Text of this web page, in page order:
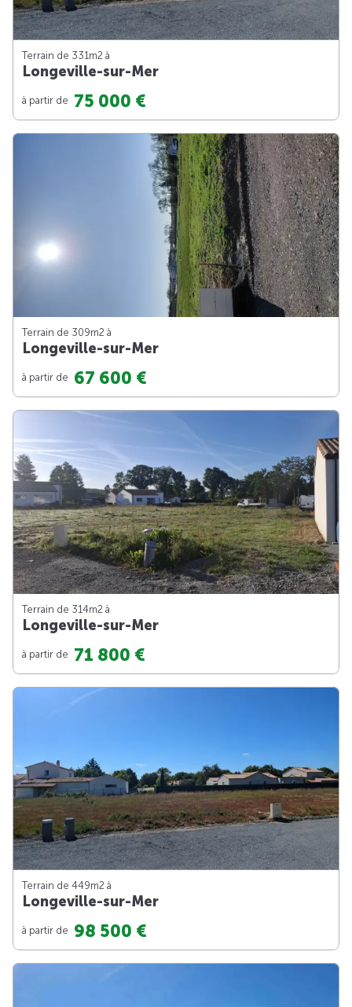
Terrain de 331m2 à
Longeville-sur-Mer
à partir de 75 000 €
Terrain de 309m2 à
Longeville-sur-Mer
à partir de 67 600 €
Terrain de 314m2 à
Longeville-sur-Mer
à partir de 71 800 €
Terrain de 449m2 à
Longeville-sur-Mer
à partir de 98 500 €